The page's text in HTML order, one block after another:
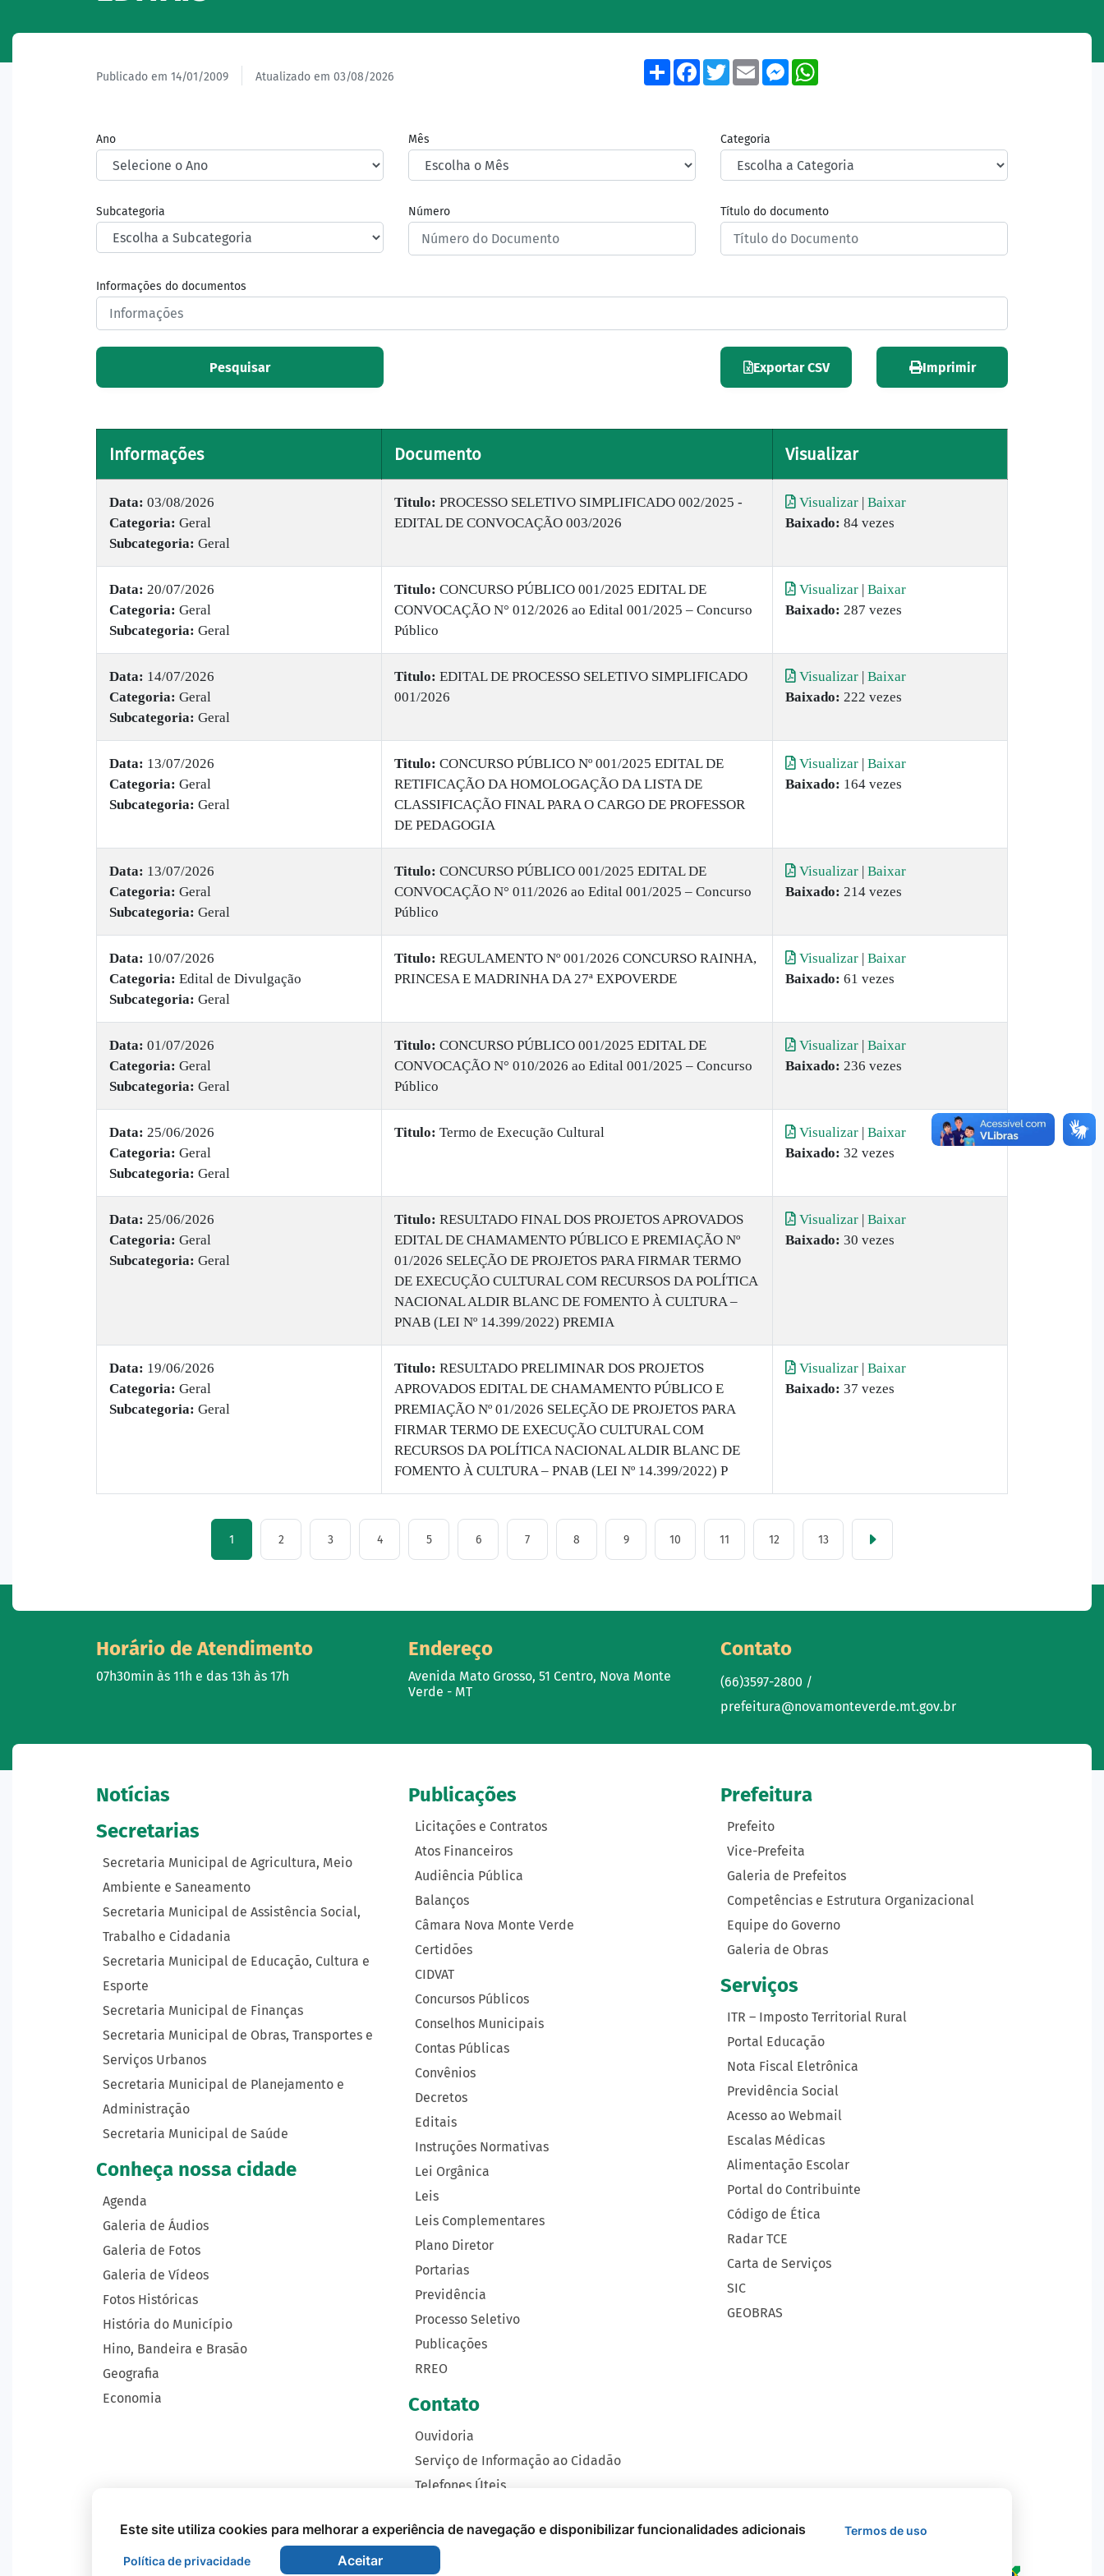
Publicado em 14/01/2009 Atualizado em 03/08/2026
ShareFacebook
TwitterEmailMessenger
Ano Mês Categoria
Subcategoria Número Título do documento
Informações do documentos
Pesquisar Exportar CSV Imprimir
Informações Documento Visualizar
Data: 03/08/2026
Categoria: Geral
Subcategoria: Geral
Titulo: PROCESSO SELETIVO SIMPLIFICADO 002/2025 -
EDITAL DE CONVOCAÇÃO 003/2026
Visualizar | Baixar
Baixado: 84 vezes
Data: 20/07/2026
Categoria: Geral
Subcategoria: Geral
Titulo: CONCURSO PÚBLICO 001/2025 EDITAL DE
CONVOCAÇÃO N° 012/2026 ao Edital 001/2025 – Concurso
Público
Visualizar | Baixar
Baixado: 287 vezes
Data: 14/07/2026
Categoria: Geral
Subcategoria: Geral
Titulo: EDITAL DE PROCESSO SELETIVO SIMPLIFICADO
001/2026
Visualizar | Baixar
Baixado: 222 vezes
Data: 13/07/2026
Categoria: Geral
Subcategoria: Geral
Titulo: CONCURSO PÚBLICO Nº 001/2025 EDITAL DE
RETIFICAÇÃO DA HOMOLOGAÇÃO DA LISTA DE
CLASSIFICAÇÃO FINAL PARA O CARGO DE PROFESSOR
DE PEDAGOGIA
Visualizar | Baixar
Baixado: 164 vezes
Data: 13/07/2026
Categoria: Geral
Subcategoria: Geral
Titulo: CONCURSO PÚBLICO 001/2025 EDITAL DE
CONVOCAÇÃO N° 011/2026 ao Edital 001/2025 – Concurso
Público
Visualizar | Baixar
Baixado: 214 vezes
Data: 10/07/2026
Categoria: Edital de Divulgação
Subcategoria: Geral
Titulo: REGULAMENTO Nº 001/2026 CONCURSO RAINHA,
PRINCESA E MADRINHA DA 27ª EXPOVERDE
Visualizar | Baixar
Baixado: 61 vezes
Data: 01/07/2026
Categoria: Geral
Subcategoria: Geral
Titulo: CONCURSO PÚBLICO 001/2025 EDITAL DE
CONVOCAÇÃO N° 010/2026 ao Edital 001/2025 – Concurso
Público
Visualizar | Baixar
Baixado: 236 vezes
Data: 25/06/2026
Categoria: Geral
Subcategoria: Geral
Titulo: Termo de Execução Cultural Visualizar | Baixar
Baixado: 32 vezes
Data: 25/06/2026
Categoria: Geral
Subcategoria: Geral
Titulo: RESULTADO FINAL DOS PROJETOS APROVADOS
EDITAL DE CHAMAMENTO PÚBLICO E PREMIAÇÃO Nº
01/2026 SELEÇÃO DE PROJETOS PARA FIRMAR TERMO
DE EXECUÇÃO CULTURAL COM RECURSOS DA POLÍTICA
NACIONAL ALDIR BLANC DE FOMENTO À CULTURA –
PNAB (LEI Nº 14.399/2022) PREMIA
Visualizar | Baixar
Baixado: 30 vezes
Data: 19/06/2026
Categoria: Geral
Subcategoria: Geral
Titulo: RESULTADO PRELIMINAR DOS PROJETOS
APROVADOS EDITAL DE CHAMAMENTO PÚBLICO E
PREMIAÇÃO Nº 01/2026 SELEÇÃO DE PROJETOS PARA
FIRMAR TERMO DE EXECUÇÃO CULTURAL COM
RECURSOS DA POLÍTICA NACIONAL ALDIR BLANC DE
FOMENTO À CULTURA – PNAB (LEI Nº 14.399/2022) P
Visualizar | Baixar
Baixado: 37 vezes
1 2 3 4 5 6 7 8 9 10 11 12 13
Horário de Atendimento
07h30min às 11h e das 13h às 17h
Endereço
Avenida Mato Grosso, 51 Centro, Nova Monte
Verde - MT
Contato
(66)3597-2800 /
prefeitura@novamonteverde.mt.gov.br
Notícias
Secretarias
Secretaria Municipal de Agricultura, Meio
Ambiente e Saneamento
Secretaria Municipal de Assistência Social,
Trabalho e Cidadania
Secretaria Municipal de Educação, Cultura e
Esporte
Secretaria Municipal de Finanças
Secretaria Municipal de Obras, Transportes e
Serviços Urbanos
Secretaria Municipal de Planejamento e
Administração
Secretaria Municipal de Saúde
Conheça nossa cidade
Agenda
Galeria de Áudios
Galeria de Fotos
Galeria de Vídeos
Fotos Históricas
História do Município
Hino, Bandeira e Brasão
Geografia
Economia
Publicações
Licitações e Contratos
Atos Financeiros
Audiência Pública
Balanços
Câmara Nova Monte Verde
Certidões
CIDVAT
Concursos Públicos
Conselhos Municipais
Contas Públicas
Convênios
Decretos
Editais
Instruções Normativas
Lei Orgânica
Leis
Leis Complementares
Plano Diretor
Portarias
Previdência
Processo Seletivo
Publicações
RREO
Contato
Ouvidoria
Serviço de Informação ao Cidadão
Telefones Úteis
Prefeitura
Prefeito
Vice-Prefeita
Galeria de Prefeitos
Competências e Estrutura Organizacional
Equipe do Governo
Galeria de Obras
Serviços
ITR – Imposto Territorial Rural
Portal Educação
Nota Fiscal Eletrônica
Previdência Social
Acesso ao Webmail
Escalas Médicas
Alimentação Escolar
Portal do Contribuinte
Código de Ética
Radar TCE
Carta de Serviços
SIC
GEOBRAS
Este site utiliza cookies para melhorar a experiência de navegação e disponibilizar funcionalidades adicionais Termos de uso
Política de privacidade Aceitar